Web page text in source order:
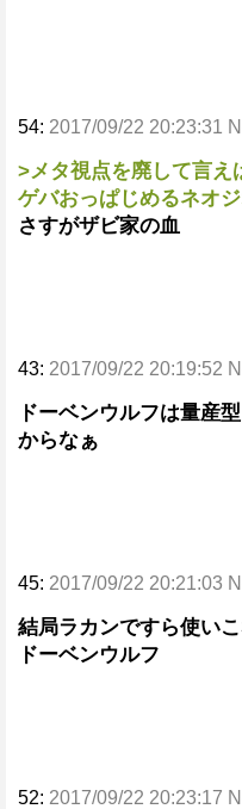
54: 2017/09/22 20:23:31
>メタ視点を廃して言え
ゲバおっぱじめるネオ
さすがザビ家の血
43: 2017/09/22 20:19:52
ドーベンウルフは量産
からなぁ
45: 2017/09/22 20:21:03
結局ラカンですら使い
ドーベンウルフ
52: 2017/09/22 20:23:17